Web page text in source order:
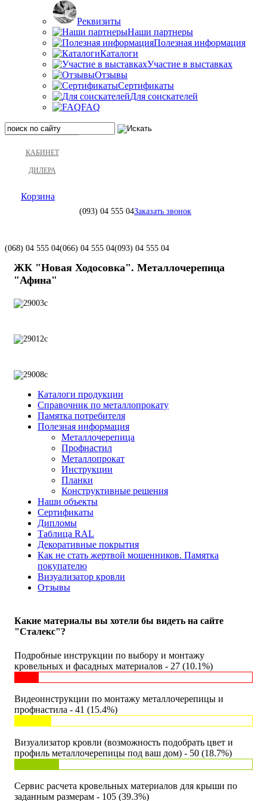
Реквизиты
Наши партнеры
Полезная информация
Каталоги
Участие в выставках
Отзывы
Сертификаты
Для соискателей
FAQ
КАБИНЕТ
ДИЛЕРА
Корзина
(093) 04 555 04Заказать звонок
(068) 04 555 04(066) 04 555 04(093) 04 555 04
ЖК "Новая Ходосовка". Металлочерепица
"Афина"
Каталоги продукции
Справочник по металлопрокату
Памятка потребителя
Полезная информация
Металлочерепица
Профнастил
Металлопрокат
Инструкции
Планки
Конструктивные решения
Наши объекты
Сертификаты
Дипломы
Таблица RAL
Декоративные покрытия
Как не стать жертвой мошенников. Памятка
покупателю
Визуализатор кровли
Отзывы
Какие материалы вы хотели бы видеть на сайте
"Сталекс"?
Подробные инструкции по выбору и монтажу
кровельных и фасадных материалов - 27 (10.1%)
Видеоинструкции по монтажу металлочерепицы и
профнастила - 41 (15.4%)
Визуализатор кровли (возможность подобрать цвет и
профиль металлочерепицы под ваш дом) - 50 (18.7%)
Сервис расчета кровельных материалов для крыши по
заданным размерам - 105 (39.3%)